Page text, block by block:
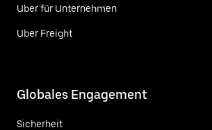
Uber für Unternehmen
Uber Freight
Globales Engagement
Sicherheit